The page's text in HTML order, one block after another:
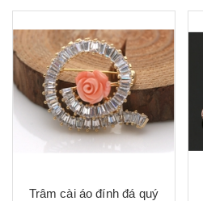
Trâm cài áo đính đá quý